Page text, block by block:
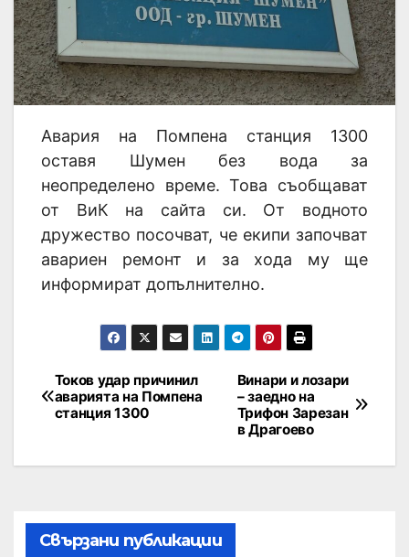
Авария на Помпена станция 1300
оставя Шумен без вода за
неопределено време. Това съобщават
от ВиК на сайта си. От водното
дружество посочват, че екипи започват
авариен ремонт и за хода му ще
информират допълнително.
Винари и лозари
– заедно на
Трифон Зарезан
в Драгоево
Токов удар причинил
аварията на Помпена
станция 1300
Свързани публикации